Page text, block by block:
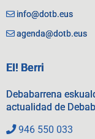
info@dotb.eus
agenda@dotb.eus
EI! Berri
Debabarrena
actualidad de
946 550 033